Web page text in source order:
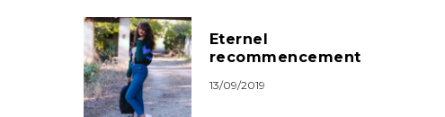
Eternel
recommencement
13/09/2019